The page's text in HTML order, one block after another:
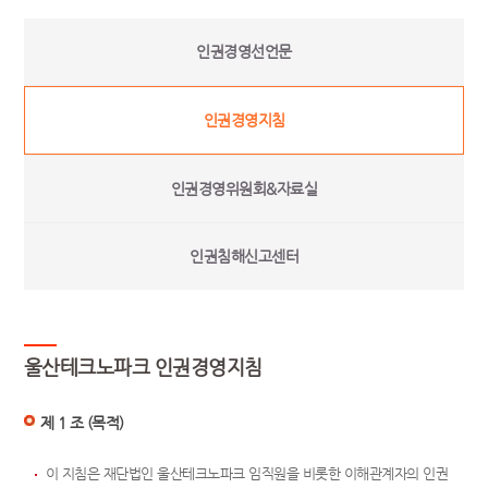
인권경영선언문
인권경영지침
인권경영위원회&자료실
인권침해신고센터
울산테크노파크 인권경영지침
제 1 조 (목적)
이 지침은 재단법인 울산테크노파크 임직원을 비롯한 이해관계자의 인권